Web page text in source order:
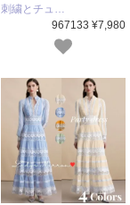
刺繍とチュ…
967133 ¥7,980